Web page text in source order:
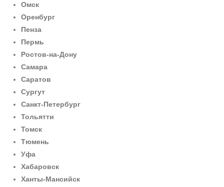
Омск
Оренбург
Пенза
Пермь
Ростов-на-Дону
Самара
Саратов
Сургут
Санкт-Петербург
Тольятти
Томск
Тюмень
Уфа
Хабаровск
Ханты-Мансийск